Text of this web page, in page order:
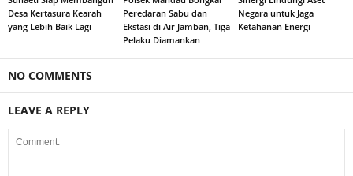
Desa Kertasura Kearah
yang Lebih Baik Lagi
Peredaran Sabu dan
Ekstasi di Air Jamban, Tiga
Pelaku Diamankan
Negara untuk Jaga
Ketahanan Energi
NO COMMENTS
LEAVE A REPLY